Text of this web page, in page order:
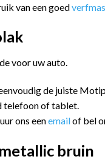
van een goed
voor uw auto.
de juiste
telefoon of tablet.
ons eenemailof bel
bruin